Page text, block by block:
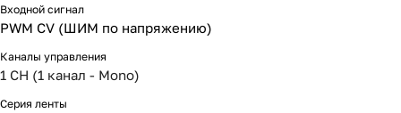
Входной сигнал
PWM СV (ШИМ по напряжению)
Каналы управления
1 CH (1 канал - Mono)
Серия ленты